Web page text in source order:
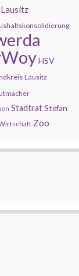
Lausitz
HSV
Lausitz
StadtratStefan
Zoo